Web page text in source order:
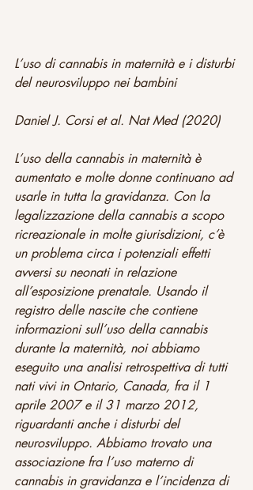
L’uso di cannabis in maternità e i disturbi
del neurosviluppo nei bambini
Daniel J. Corsi et al. Nat Med (2020)
L’uso della cannabis in maternità è
aumentato e molte donne continuano ad
usarle in tutta la gravidanza. Con la
legalizzazione della cannabis a scopo
ricreazionale in molte giurisdizioni, c’è
un problema circa i potenziali effetti
avversi su neonati in relazione
all’esposizione prenatale. Usando il
registro delle nascite che contiene
informazioni sull’uso della cannabis
durante la maternità, noi abbiamo
eseguito una analisi retrospettiva di tutti
nati vivi in Ontario, Canada, fra il 1
aprile 2007 e il 31 marzo 2012,
riguardanti anche i disturbi del
neurosviluppo. Abbiamo trovato una
associazione fra l’uso materno di
cannabis in gravidanza e l’incidenza di